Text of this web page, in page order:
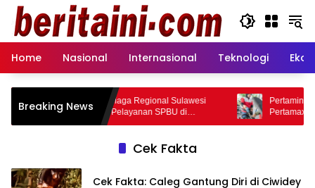
Langsung
konten
Home Nasional Internasional Teknologi
Breaking News
Pertamina Patra Niaga Regional Sulawesi
Tinjau Langsung Pelayanan SPBU di
Makassar, Pastikan Distribusi Biosolar
Pertamina Patra
Pertamax per 1
Cek Fakta
Cek Fakta: Caleg Gantung Diri di Ciwidey